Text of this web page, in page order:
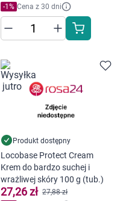
-1 % Cena z 30 dni
Produkt dostępny
Locobase Protect Cream
Krem do bardzo suchej i
wrażliwej skóry 100 g (tub.)
27,26 zł 27,88 zł